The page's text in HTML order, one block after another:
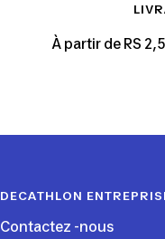
À partir de RS
DECATHLON
Contactez -nous